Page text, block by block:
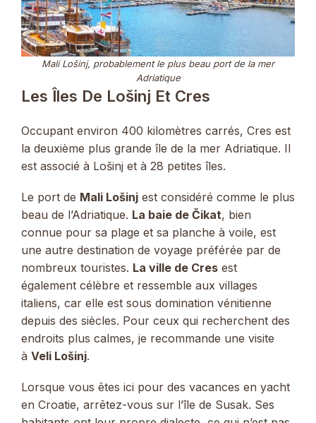
Mali Lošinj, probablement le plus beau port de la mer
Adriatique
Les Îles De Lošinj Et Cres
Occupant environ 400 kilomètres carrés, Cres est
la deuxième plus grande île de la mer Adriatique. Il
est associé à Lošinj et à 28 petites îles.
Le port de Mali Lošinj est considéré comme le plus
beau de l’Adriatique. La baie de Čikat, bien
connue pour sa plage et sa planche à voile, est
une autre destination de voyage préférée par de
nombreux touristes. La ville de Cres est
également célèbre et ressemble aux villages
italiens, car elle est sous domination vénitienne
depuis des siècles. Pour ceux qui recherchent des
endroits plus calmes, je recommande une visite
à Veli Lošinj.
Lorsque vous êtes ici pour des vacances en yacht
en Croatie, arrêtez-vous sur l’île de Susak. Ses